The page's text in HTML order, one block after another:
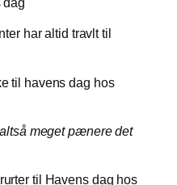
har altid travlt til
meget pænere det